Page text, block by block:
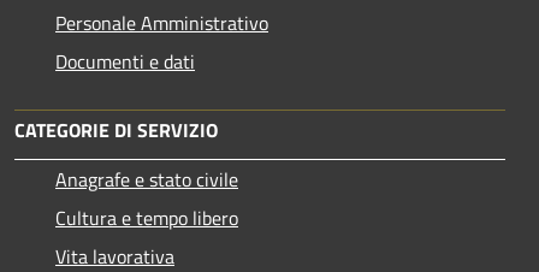
Personale Amministrativo
Documenti e dati
CATEGORIE DI SERVIZIO
Anagrafe e stato civile
Cultura e tempo libero
Vita lavorativa